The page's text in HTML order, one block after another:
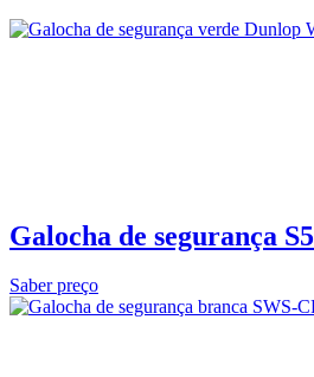
Galocha de segurança
Saber preço